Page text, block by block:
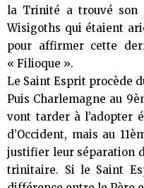
la Trinité a trouvé son
Wisigoths qui étaient
pour affirmer cette
« Filioque ».
Le Saint Esprit procède
Puis Charlemagne au
vont tarder à l’adopter
d’Occident, mais au
justifier leur séparation
trinitaire. Si le Saint